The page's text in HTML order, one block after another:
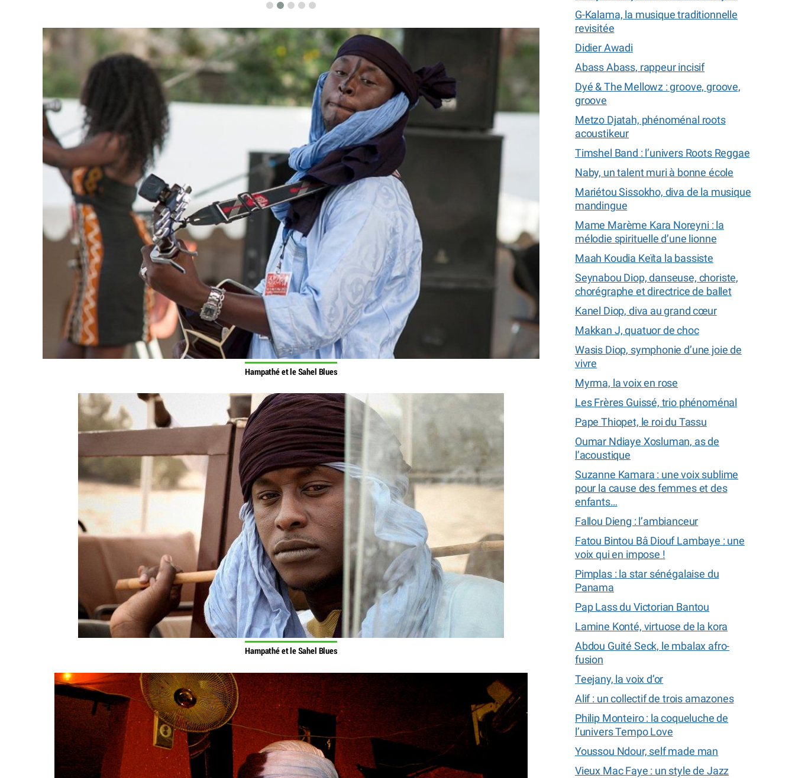
Hampathé et le Sahel Blues
Hampathé et le Sahel Blues
G-Kalama, la musique traditionnelle
revisitée
Didier Awadi
Abass Abass, rappeur incisif
Dyé & The Mellowz : groove, groove,
groove
Metzo Djatah, phénoménal roots
acoustikeur
Timshel Band : l’univers Roots Reggae
Naby, un talent muri à bonne école
Mariétou Sissokho, diva de la musique
mandingue
Mame Marème Kara Noreyni : la
mélodie spirituelle d’une lionne
Maah Koudia Keïta la bassiste
Seynabou Diop, danseuse, choriste,
chorégraphe et directrice de ballet
Kanel Diop, diva au grand cœur
Makkan J, quatuor de choc
Wasis Diop, symphonie d’une joie de
vivre
Myrma, la voix en rose
Les Frères Guissé, trio phénoménal
Pape Thiopet, le roi du Tassu
Oumar Ndiaye Xosluman, as de
l’acoustique
Suzanne Kamara : une voix sublime
pour la cause des femmes et des
enfants…
Fallou Dieng : l’ambianceur
Fatou Bintou Bâ Diouf Lambaye : une
voix qui en impose !
Pimplas : la star sénégalaise du
Panama
Pap Lass du Victorian Bantou
Lamine Konté, virtuose de la kora
Abdou Guité Seck, le mbalax afro-
fusion
Teejany, la voix d’or
Alif : un collectif de trois amazones
Philip Monteiro : la coqueluche de
l’univers Tempo Love
Youssou Ndour, self made man
Vieux Mac Faye : un style de Jazz